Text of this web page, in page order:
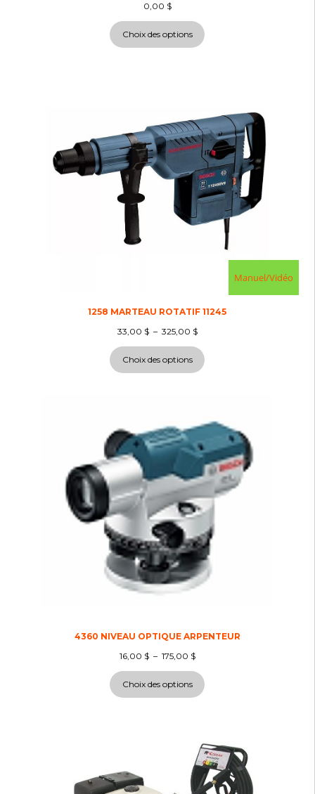
0,00 $
Choix des options
Manuel/Vidéo
1258 MARTEAU ROTATIF 11245
33,00 $ – 325,00 $
Choix des options
4360 NIVEAU OPTIQUE ARPENTEUR
16,00 $ – 175,00 $
Choix des options